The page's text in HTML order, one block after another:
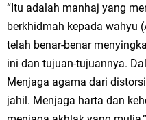
“Itu adalah manhaj yang
berkhidmah kepada wahyu
telah benar-benar
ini dan tujuan-tujuannya.
Menjaga agama dari
jahil. Menjaga harta dan